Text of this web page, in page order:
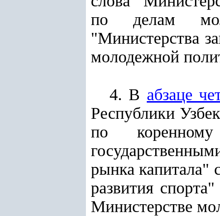
по делам
"Министерства
молодежной
4. В абзаце
Республики
по коренному
рынка капитала"
развития
Министерстве